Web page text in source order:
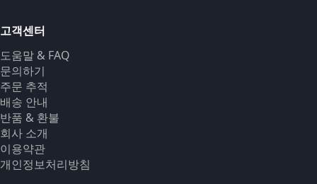
고객센터
도움말 & FAQ
문의하기
주문 추적
배송 안내
반품 & 환불
회사 소개
이용약관
개인정보처리방침